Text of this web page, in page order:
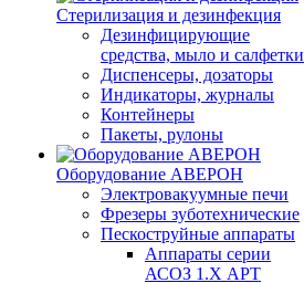
Стерилизация и дезинфекция
Дезинфицирующие
средства, мыло и салфетки
Диспенсеры, дозаторы
Индикаторы, журналы
Контейнеры
Пакеты, рулоны
Оборудование АВЕРОН
Электровакуумные печи
Фрезеры зуботехнические
Пескоструйные аппараты
Аппараты серии
АСОЗ 1.Х АРТ